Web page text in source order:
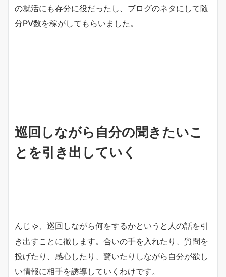
の就活にも存分に役だったし、ブログのネタにして随
分PV数を稼がしてもらいました。
巡回しながら自分の聞きたいこ
とを引き出していく
んじゃ、巡回しながら何をするかというと人の話を引
き出すことに徹します。合いの手を入れたり、質問を
投げたり、感心したり、驚いたりしながら自分が欲し
い情報に相手を誘導していくわけです。